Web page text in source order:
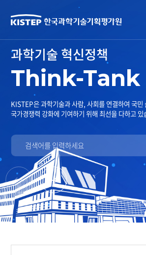
과학기술 혁신정책
Think-Tank
KISTEP은 과학기술과 사람, 사회를 연결하여 국민
국가경쟁력 강화에 기여하기 위해 최선을 다하고 있